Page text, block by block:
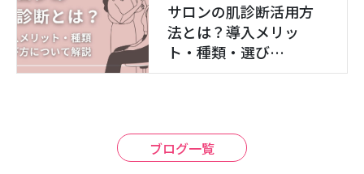
サロンの肌診断活用方
法とは？導入メリッ
ト・種類・選び…
ブログ一覧